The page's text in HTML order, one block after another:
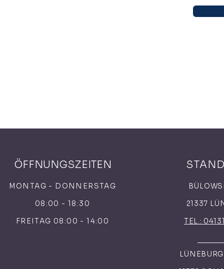
ÖFFNUNGSZEITEN
MONTAG - DONNERSTAG
08:00 - 18:30
FREITAG 08:00 - 14:00
21337
TEL.: